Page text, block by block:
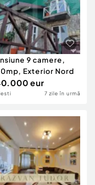
9 camere,
Exterior Nord
eur
7 zile în urmă